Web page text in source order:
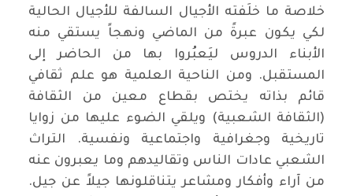
خلاصة ما خلَفته الأجيال السالفة للأجيال الحالية
لكي يكون عبرةً من الماضي ونهجاً يستقي منه
الأبناء الدروس ليَعبُروا بها من الحاضر إلى
المستقبل. ومن الناحية العلمية هو علم ثقافي
قائم بذاته يختص بقطاع معين من الثقافة
(الثقافة الشعبية) ويلقي الضوء عليها من زوايا
تاريخية وجغرافية واجتماعية ونفسية. التراث
الشعبي عادات الناس وتقاليدهم وما يعبرون عنه
من آراء وأفكار ومشاعر يتناقلونها جيلاً عن جيل.